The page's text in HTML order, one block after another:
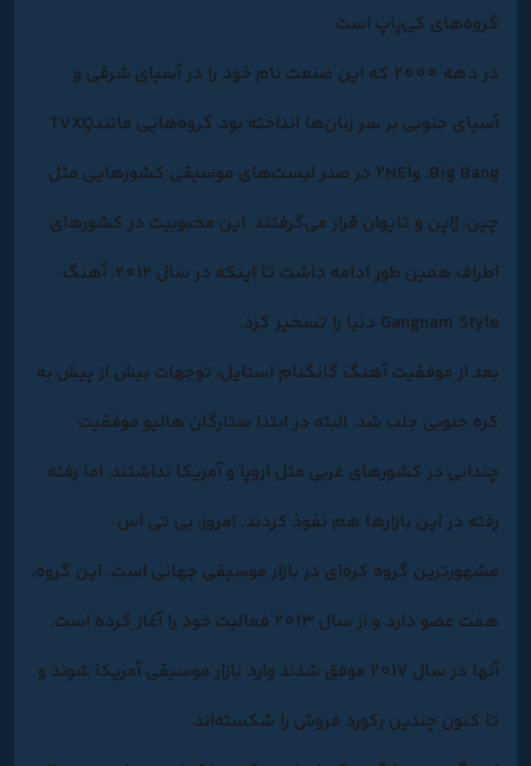
گروه‌های کی‌پاپ است.
در دهه 2000 که این صنعت نام خود را در آسیای شرقی و
آسیای جنوبی بر سر زبان‌ها انداخته بود گروه‌هایی مانندTVXQ
،Big Bang و2NE1 در صدر لیست‌های موسیقی کشورهایی مثل
چین، ژاپن و تایوان قرار می‌گرفتند. این محبوبیت در کشورهای
اطراف همین طور ادامه داشت تا اینکه در سال 2012، آهنگ
Gangnam Style دنیا را تسخیر کرد.
بعد از موفقیت آهنگ گانگنام استایل، توجهات بیش از پیش به
کره جنوبی جلب شد. البته در ابتدا ستارگان هالیو موفقیت
چندانی در کشورهای غربی مثل اروپا و آمریکا نداشتند، اما رفته
رفته در این بازارها هم نفوذ کردند. امروز، بی تی اس
مشهورترین گروه کره‌ای در بازار موسیقی جهانی است. این گروه،
هفت عضو دارد و از سال 2013 فعالیت خود را آغاز کرده است.
آنها در سال 2017 موفق شدند وارد بازار موسیقی آمریکا شوند و
تا کنون چندین رکورد فروش را شکسته‌اند.